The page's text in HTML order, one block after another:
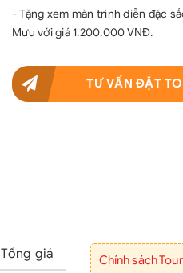
- Tặng xem màn trình diễn đặc
Mưu với giá 1.200.000 VNĐ.
TƯ VẤN ĐẶT
Tổng giá Chính sách Tour